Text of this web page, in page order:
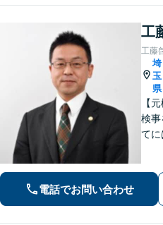
工
工藤
埼
玉
県
【
検事
てに
わ
電話でお問い合わせ